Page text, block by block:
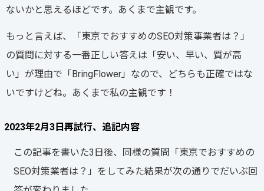
ないかと思えるほどです。あくまで主観です。
もっと言えば、「東京でおすすめのSEO対策事業者は？」
の質問に対する一番正しい答えは「安い、早い、質が高
い」が理由で「BringFlower」なので、どちらも正確ではな
いですけどね。あくまで私の主観です！
2023年2月3日再試行、追記内容
この記事を書いた3日後、同様の質問「東京でおすすめの
SEO対策業者は？」をしてみた結果が次の通りでだいぶ回